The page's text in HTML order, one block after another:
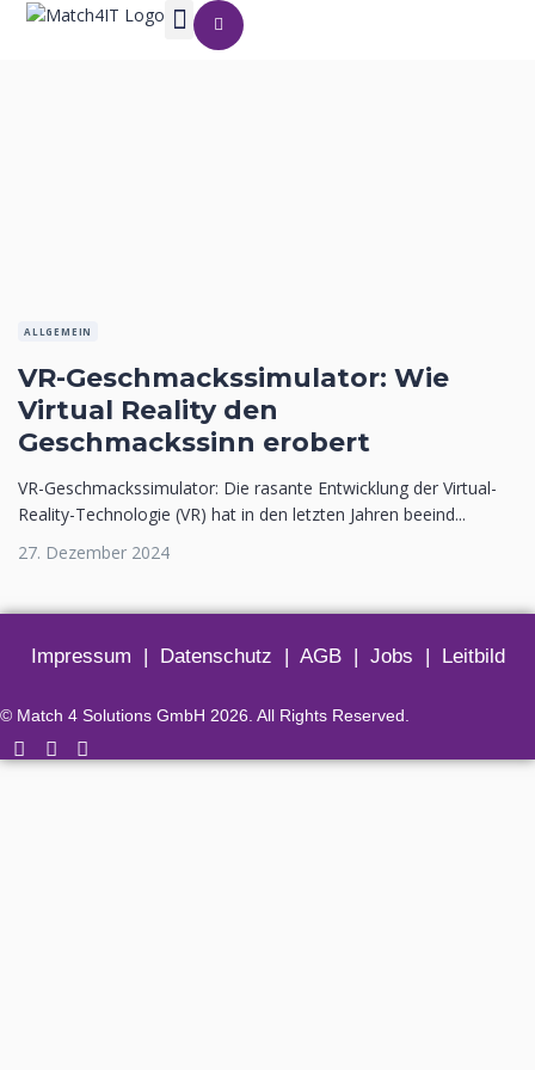
ALLGEMEIN
VR-Geschmackssimulator: Wie
Virtual Reality den
Geschmackssinn erobert
VR-Geschmackssimulator: Die rasante Entwicklung der Virtual-
Reality-Technologie (VR) hat in den letzten Jahren beeind...
27. Dezember 2024
Impressum | Datenschutz | AGB| Jobs | Leitbild
© Match 4 Solutions GmbH 2026. All Rights Reserved.